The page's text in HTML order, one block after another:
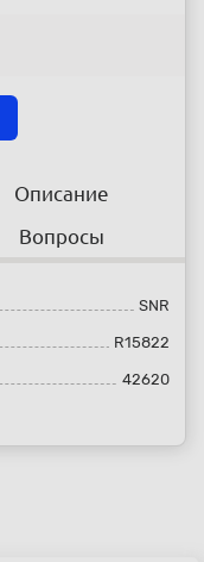
Описание
Вопросы
SNR
R15822
42620